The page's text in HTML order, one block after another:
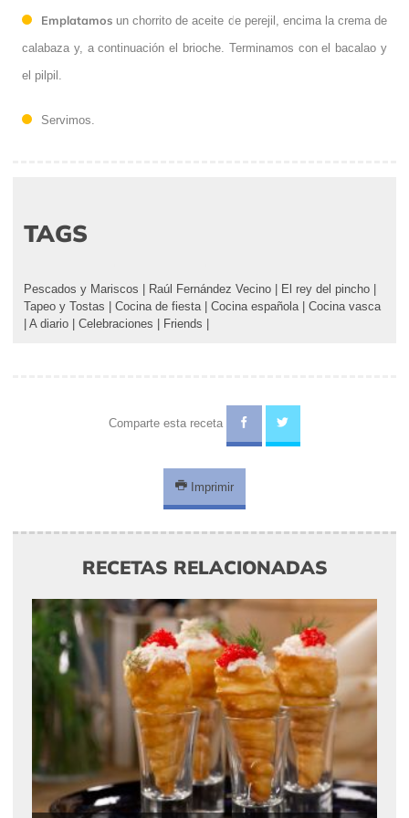
Emplatamos un chorrito de aceite de perejil, encima la crema de
calabaza y, a continuación el brioche. Terminamos con el bacalao y
el pilpil.
Servimos.
TAGS
Pescados y Mariscos Raúl Fernández Vecino El rey del pincho
Tapeo y Tostas
Cocina de fiesta| Cocina española| Cocina vasca
A diario Celebraciones Friends
Comparte esta receta
Imprimir
RECETAS RELACIONADAS